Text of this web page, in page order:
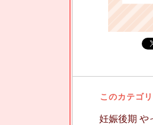
このカテゴ
妊娠後期 や